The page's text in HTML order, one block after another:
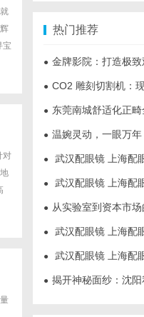
宝
对
热门推荐
● 金牌影院：打造极
● CO2 雕刻切割机：
● 东莞南城舒适化正畸全科
● 温婉灵动，一眼万年！久匠量身定制的眉眼唇
● 武汉配眼镜 上海配
● 武汉配眼镜 上海配
● 从实验室到资本市场的“估值倍增器”
● 武汉配眼镜 上海配
● 武汉配眼镜 上海配
● 揭开神秘面纱：沈阳